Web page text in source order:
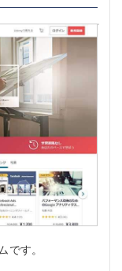
です。